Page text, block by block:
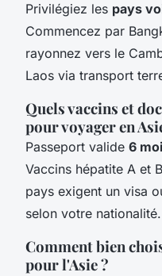
Privilégiez les pays
Commencez par
rayonnez vers le
Laos via transport
Quels vaccins et
pour voyager en
Passeport valide 6
Vaccins hépatite A et
pays exigent un visa
selon votre
Comment bien
pour l'Asie ?